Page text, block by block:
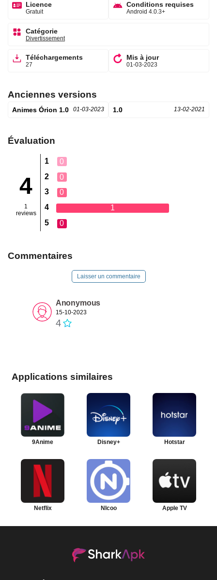
Licence
Gratuit
Conditions requises
Android 4.0.3+
Catégorie
Divertissement
Téléchargements
27
Mis à jour
01-03-2023
Anciennes versions
Animes Órion 1.0 01-03-2023 1.0 13-02-2021
Évaluation
4
1
reviews
1
0
2
0
3
0
4
1
5
0
Commentaires
Laisser un commentaire
Anonymous
15-10-2023
4
Applications similaires
9Anime Disney+ Hotstar
Netflix NIcoo Apple TV